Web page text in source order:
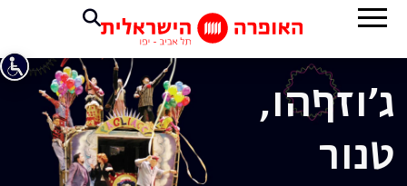
ג'וזףהו,
טנור